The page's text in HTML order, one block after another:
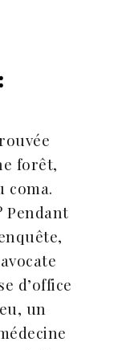
forêt,
coma.
Pendant
d’office
un